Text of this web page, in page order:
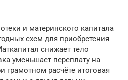
и материнского капитала
схем для приобретения
снижает тело
уменьшает переплату на
грамотном расчёте итоговая